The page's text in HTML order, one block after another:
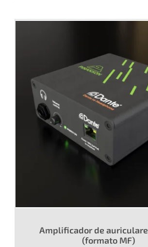
Amplificador de
(formato MF)